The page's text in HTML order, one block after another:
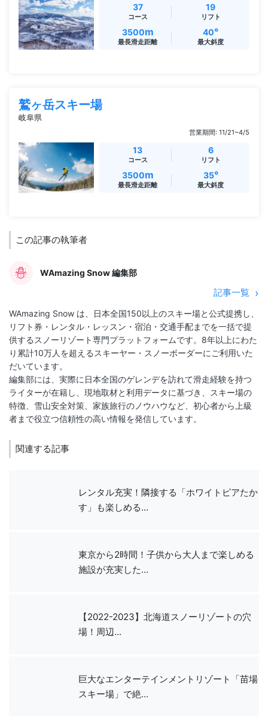
37
コース
19
リフト
3500m
最長滑走距離
40°
最大斜度
鷲ヶ岳スキー場
岐阜県
営業期間: 11/21~4/5
13
コース
6
リフト
3500m
最長滑走距離
35°
最大斜度
この記事の執筆者
WAmazing Snow 編集部
記事一覧
WAmazing Snow は、日本全国150以上のスキー場と公式提携し、
リフト券・レンタル・レッスン・宿泊・交通手配までを一括で提
供するスノーリゾート専門プラットフォームです。8年以上にわた
り累計10万人を超えるスキーヤー・スノーボーダーにご利用いた
だいています。
編集部には、実際に日本全国のゲレンデを訪れて滑走経験を持つ
ライターが在籍し、現地取材と利用データに基づき、スキー場の
特徴、雪山安全対策、家族旅行のノウハウなど、初心者から上級
関連する記事
レンタル充実！隣接する「ホワイトピアたか
す」も楽しめる...
東京から2時間！子供から大人まで楽しめる
施設が充実した...
【2022-2023】北海道スノーリゾートの穴
場！周辺...
巨大なエンターテインメントリゾート「苗場
スキー場」で絶...